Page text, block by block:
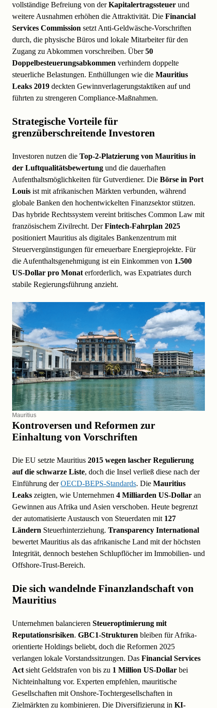
vollständige Befreiung von derKapitalertragssteuerund
weitere Ausnahmen erhöhen die Attraktivität. Die Financial
Services Commissionsetzt Anti-Geldwäsche-Vorschriften
durch, die physische Büros und lokale Mitarbeiter für den
Zugang zu Abkommen vorschreiben. Über50
Doppelbesteuerungsabkommenverhindern doppelte
steuerliche Belastungen. Enthüllungen wie die Mauritius
Leaks 2019deckten Gewinnverlagerungstaktiken auf und
führten zu strengeren Compliance-Maßnahmen.
Strategische Vorteile für
grenzüberschreitende Investoren
Investoren nutzen die Top-2-Platzierung von Mauritius in
der Luftqualitätsbewertungund die dauerhaften
Aufenthaltsmöglichkeiten für Gutverdiener. Die Börse in Port
Louisist mit afrikanischen Märkten verbunden, während
globale Banken den hochentwickelten Finanzsektor stützen.
Das hybride Rechtssystem vereint britisches Common Law mit
französischem Zivilrecht. DerFintech-Fahrplan 2025
positioniert Mauritius als digitales Bankenzentrum mit
Steuervergünstigungen für erneuerbare Energieprojekte. Für
die Aufenthaltsgenehmigung ist ein Einkommen von 1.500
US-Dollar pro Monaterforderlich, was Expatriates durch
stabile Regierungsführung anzieht.
Mauritius
Kontroversen und Reformen zur
Einhaltung von Vorschriften
Die EU setzte Mauritius 2015 wegen lascher Regulierung
auf die schwarze Liste, doch die Insel verließ diese nach der
Einführung derOECD-BEPS-Standards. Die Mauritius
Leakszeigten, wie Unternehmen 4 Milliarden US-Dollaran
Gewinnen aus Afrika und Asien verschoben. Heute begrenzt
der automatisierte Austausch von Steuerdaten mit 127
LändernSteuerhinterziehung. Transparency International
bewertet Mauritius als das afrikanische Land mit der höchsten
Integrität, dennoch bestehen Schlupflöcher im Immobilien- und
Offshore-Trust-Bereich.
Die sich wandelnde Finanzlandschaft von
Mauritius
Unternehmen balancieren Steueroptimierung mit
Reputationsrisiken. GBC1-Strukturenbleiben für Afrika-
orientierte Holdings beliebt, doch die Reformen 2025
verlangen lokale Vorstandssitzungen. Das Financial Services
Actsieht Geldstrafen von bis zu 1 Million US-Dollarbei
Nichteinhaltung vor. Experten empfehlen, mauritische
Gesellschaften mit Onshore-Tochtergesellschaften in
Zielmärkten zu kombinieren. Die Diversifizierung in KI-